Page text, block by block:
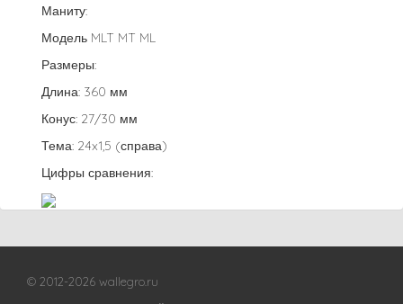
Маниту:
Модель MLT MT ML
Размеры:
Длина: 360 мм
Конус: 27/30 мм
Тема: 24x1,5 (справа)
Цифры сравнения:
© 2012-2026 wallegro.ru